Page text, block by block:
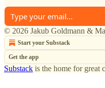
© 2026 Jakub Goldmann &
Start your Substack
Get the app
Substack is the home for great